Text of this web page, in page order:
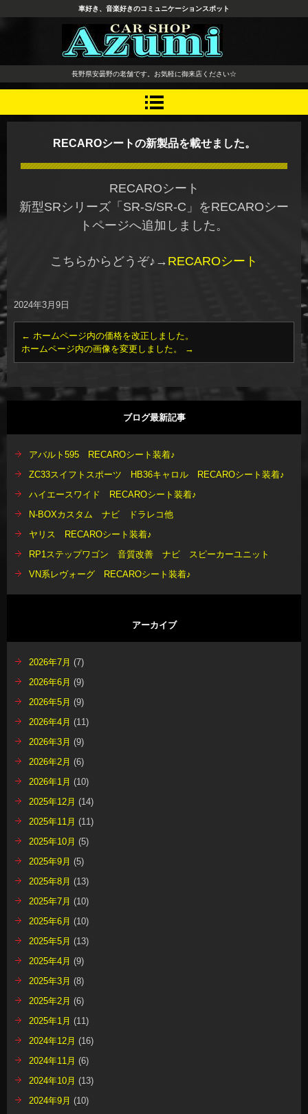
長野県 安曇野市 タイヤ ホ
イール デッドニング カーオ
ーディオ レカロシート
車好き、音楽好きのコミュニケーションスポット
長野県安曇野の老舗です。お気軽に御来店ください☆
RECAROシートの新製品を載せました。
RECAROシート
新型SRシリーズ「SR-S/SR-C」をRECAROシー
トページへ追加しました。
こちらからどうぞ♪→ RECAROシート
2024年3月9日
← ホームページ内の価格を改正しました。
ホームページ内の画像を変更しました。
→
ブログ最新記事
アバルト595 RECAROシート装着♪
ZC33スイフトスポーツ HB36キャロル RECAROシート装着♪
ハイエースワイド RECAROシート装着♪
N-BOXカスタム ナビ ドラレコ他
ヤリス RECAROシート装着♪
RP1ステップワゴン 音質改善 ナビ スピーカーユニット
VN系レヴォーグ RECAROシート装着♪
アーカイブ
2026年7月 (7)
2026年6月 (9)
2026年5月 (9)
2026年4月 (11)
2026年3月 (9)
2026年2月 (6)
2026年1月 (10)
2025年12月 (14)
2025年11月 (11)
2025年10月 (5)
2025年9月 (5)
2025年8月 (13)
2025年7月 (10)
2025年6月 (10)
2025年5月 (13)
2025年4月 (9)
2025年3月 (8)
2025年2月 (6)
2025年1月 (11)
2024年12月 (16)
2024年11月 (6)
2024年10月 (13)
2024年9月 (10)